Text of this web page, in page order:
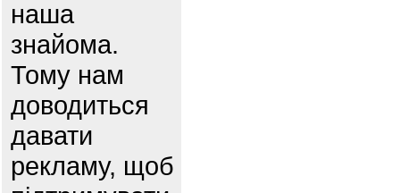
наша
знайома.
Тому нам
доводиться
давати
рекламу, щоб